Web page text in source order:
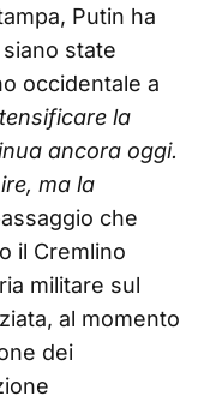
Putin ha
state
occidentale a
la
ancora oggi.
ma la
che
il Cremlino
militare sul
al momento
dei